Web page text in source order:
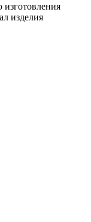
изделия